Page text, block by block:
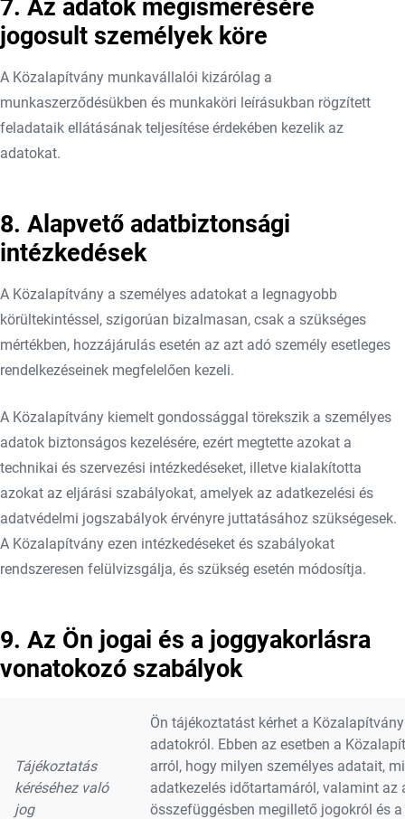
7. Az adatok megismerésére
jogosult személyek köre
A Közalapítvány munkavállalói kizárólag a
munkaszerződésükben és munkaköri leírásukban rögzített
feladataik ellátásának teljesítése érdekében kezelik az
adatokat.
8. Alapvető adatbiztonsági
intézkedések
A Közalapítvány a személyes adatokat a legnagyobb
körültekintéssel, szigorúan bizalmasan, csak a szükséges
mértékben, hozzájárulás esetén az azt adó személy esetleges
rendelkezéseinek megfelelően kezeli.
A Közalapítvány kiemelt gondossággal törekszik a személyes
adatok biztonságos kezelésére, ezért megtette azokat a
technikai és szervezési intézkedéseket, illetve kialakította
azokat az eljárási szabályokat, amelyek az adatkezelési és
adatvédelmi jogszabályok érvényre juttatásához szükségesek.
A Közalapítvány ezen intézkedéseket és szabályokat
rendszeresen felülvizsgálja, és szükség esetén módosítja.
9. Az Ön jogai és a joggyakorlásra
vonatokozó szabályok
Tájékoztatás
kéréséhez való
jog
Ön tájékoztatást kérhet a
adatokról. Ebben az esetben a
arról, hogy milyen személyes adatait,
adatkezelés időtartamáról, valamint az
összefüggésben megillető jogokról és